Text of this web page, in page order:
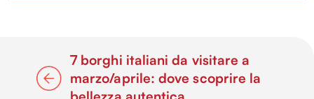
7 borghi italiani da visitare a
marzo/aprile: dove scoprire la